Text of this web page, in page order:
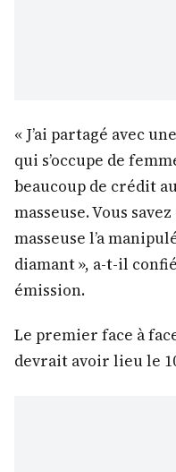
« J’ai partagé avec
qui s’occupe de
beaucoup de crédit
masseuse. Vous
masseuse l’a
diamant », a-t-il
émission.
Le premier face à
devrait avoir lieu le